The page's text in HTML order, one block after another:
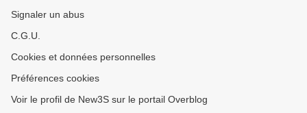
Signaler un abus
C.G.U.
Cookies et données personnelles
Préférences cookies
Voir le profil de New3S sur le portail Overblog